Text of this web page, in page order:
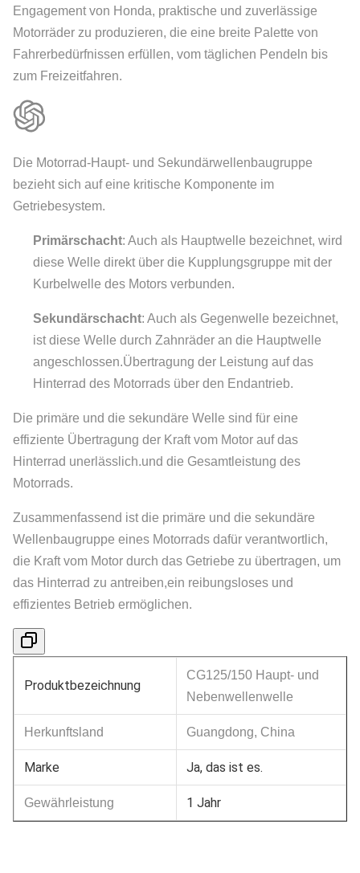
Engagement von Honda, praktische und zuverlässige
Motorräder zu produzieren, die eine breite Palette von
Fahrerbedürfnissen erfüllen, vom täglichen Pendeln bis
zum Freizeitfahren.
Die Motorrad-Haupt- und Sekundärwellenbaugruppe
bezieht sich auf eine kritische Komponente im
Getriebesystem.
Primärschacht: Auch als Hauptwelle bezeichnet, wird
diese Welle direkt über die Kupplungsgruppe mit der
Kurbelwelle des Motors verbunden.
Sekundärschacht: Auch als Gegenwelle bezeichnet,
ist diese Welle durch Zahnräder an die Hauptwelle
angeschlossen.Übertragung der Leistung auf das
Hinterrad des Motorrads über den Endantrieb.
Die primäre und die sekundäre Welle sind für eine
effiziente Übertragung der Kraft vom Motor auf das
Hinterrad unerlässlich.und die Gesamtleistung des
Motorrads.
Zusammenfassend ist die primäre und die sekundäre
Wellenbaugruppe eines Motorrads dafür verantwortlich,
die Kraft vom Motor durch das Getriebe zu übertragen, um
das Hinterrad zu antreiben,ein reibungsloses und
effizientes Betrieb ermöglichen.
Produktbezeichnung
CG125/150 Haupt- und
Nebenwellenwelle
Herkunftsland Guangdong, China
Marke Ja, das ist es.
Gewährleistung 1 Jahr